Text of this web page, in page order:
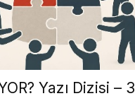
Yazı Dizisi – 3